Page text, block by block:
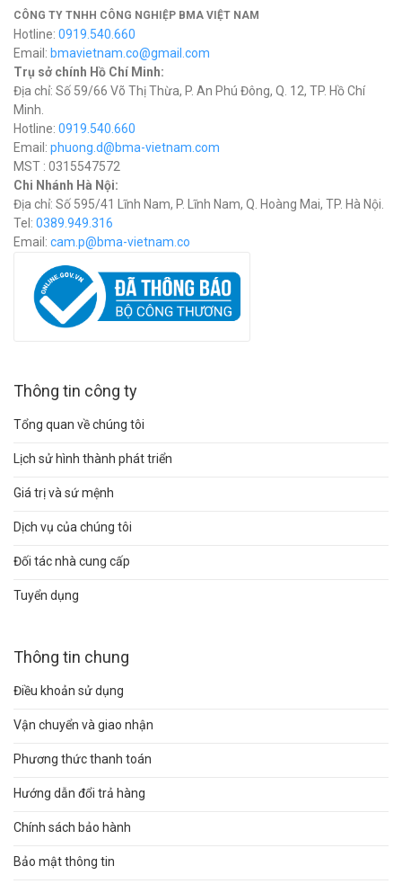
CÔNG TY TNHH CÔNG NGHIỆP BMA VIỆT NAM
Hotline: 0919.540.660
Email: bmavietnam.co@gmail.com
Trụ sở chính Hồ Chí Minh:
Địa chỉ: Số 59/66 Võ Thị Thừa, P. An Phú Đông, Q. 12, TP. Hồ Chí
Minh.
Hotline: 0919.540.660
Email: phuong.d@bma-vietnam.com
MST : 0315547572
Chi Nhánh Hà Nội:
Địa chỉ: Số 595/41 Lĩnh Nam, P. Lĩnh Nam, Q. Hoàng Mai, TP. Hà Nội.
Tel: 0389.949.316
Email: cam.p@bma-vietnam.co
Thông tin công ty
Tổng quan về chúng tôi
Lịch sử hình thành phát triển
Giá trị và sứ mệnh
Dịch vụ của chúng tôi
Đối tác nhà cung cấp
Tuyển dụng
Thông tin chung
Điều khoản sử dụng
Vận chuyển và giao nhận
Phương thức thanh toán
Hướng dẫn đổi trả hàng
Chính sách bảo hành
Bảo mật thông tin